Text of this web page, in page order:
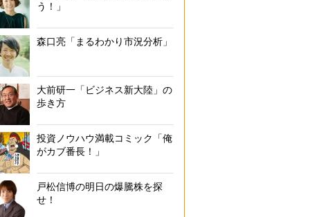
う！」
森口亮「まるわかり市況分析」
大前研一「ビジネス新大陸」の
歩き方
投資ノウハウ満載コミック「俺
がカブ番長！」
戸松信博の明日の爆騰株を探
せ！